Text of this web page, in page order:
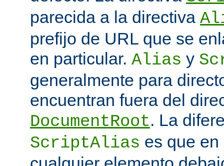
parecida a la directiva
prefijo de URL que se
en particular. Alias y
generalmente para
encuentran fuera del
DocumentRoot. La
ScriptAlias es que en